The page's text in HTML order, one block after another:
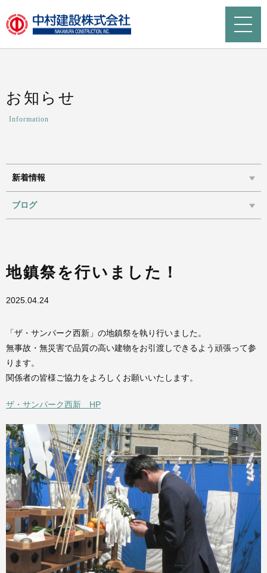
お知らせ
Information
新着情報
ブログ
地鎮祭を行いました！
2025.04.24
「ザ・サンパーク西新」の地鎮祭を執り行いました。
無事故・無災害で品質の高い建物をお引渡しできるよう頑張って参
ります。
関係者の皆様ご協力をよろしくお願いいたします。
ザ・サンパーク西新 HP